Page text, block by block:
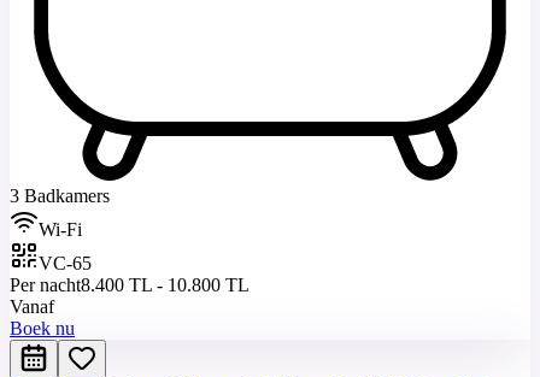
3 Badkamers
Wi-Fi
VC-65
Per nacht8.400 TL - 10.800 TL
Vanaf
Boek nu